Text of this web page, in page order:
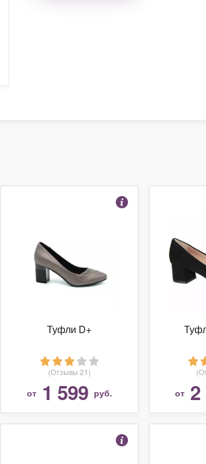
Туфли D+
(Отзывы 21)
от 1 599 руб. от